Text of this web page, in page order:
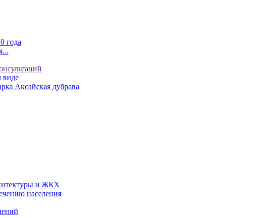
года
виде
Аксайская дубрава
и ЖКХ
населения